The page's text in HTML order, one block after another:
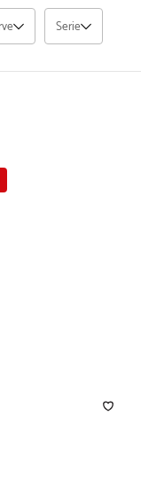
Serie